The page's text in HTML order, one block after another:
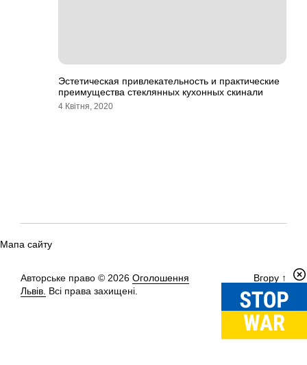
Эстетическая привлекательность и практические
преимущества стеклянных кухонных скинали
4 Квітня, 2020
Мапа сайту
Авторське право © 2026 Оголошення
Львів. Всі права захищені.
Вгору ↑